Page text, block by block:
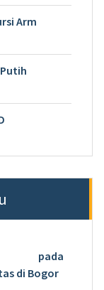
Arm
pada
di Bogor